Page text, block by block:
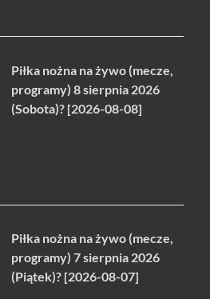
Piłka nożna na żywo (mecze,
programy) 8 sierpnia 2026
(Sobota)? [2026-08-08]
Piłka nożna na żywo (mecze,
programy) 7 sierpnia 2026
(Piątek)? [2026-08-07]